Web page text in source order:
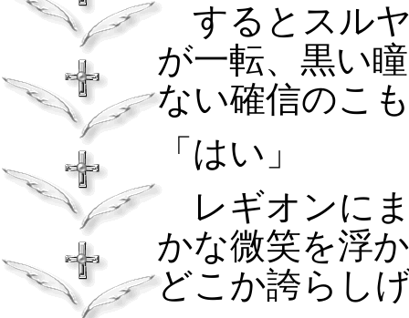
するとスル
が一転、黒い
ない確信のこ
「はい」
レギオンに
かな微笑を浮
どこか誇らし